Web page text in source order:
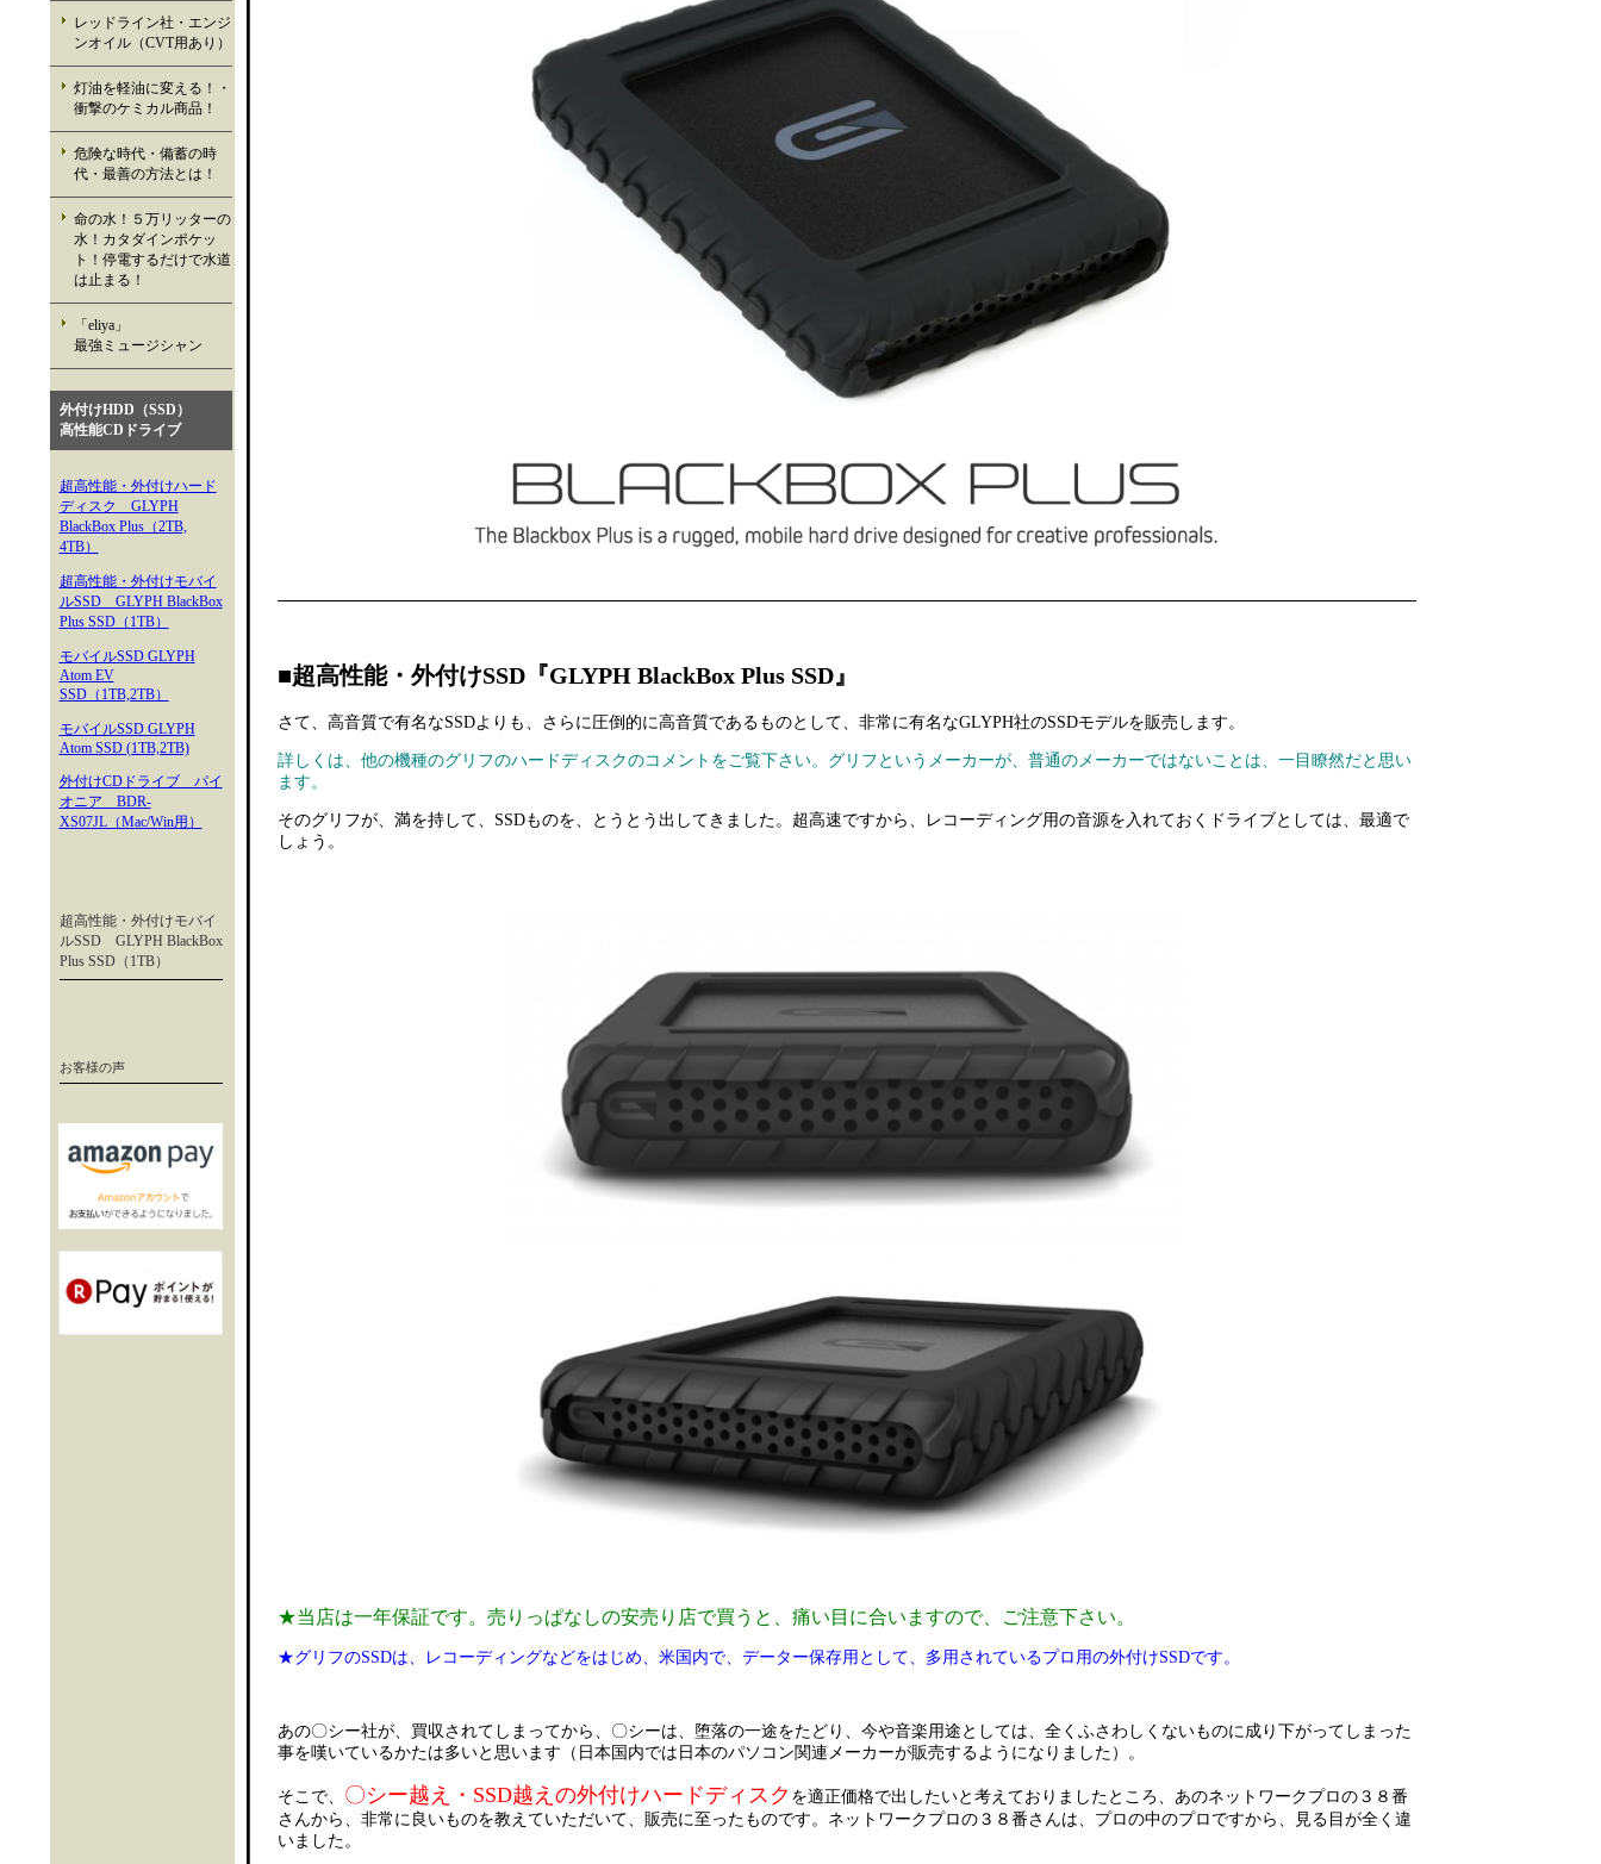
レッドライン社・エンジ
ンオイル（CVT用あり）
灯油を軽油に変える！・
衝撃のケミカル商品！
危険な時代・備蓄の時
代・最善の方法とは！
命の水！５万リッターの
水！カタダインポケッ
ト！停電するだけで水道
は止まる！
「eliya」
最強ミュージシャン
外付けHDD（SSD）
高性能CDドライブ
超高性能・外付けハード
ディスク GLYPH
BlackBox Plus（2TB,
4TB）
超高性能・外付けモバイ
ルSSD GLYPH BlackBox
Plus SSD（1TB）
モバイルSSD GLYPH
Atom EV
SSD（1TB,2TB）
モバイルSSD GLYPH
Atom SSD (1TB,2TB)
外付けCDドライブ パイ
オニア BDR-
XS07JL（Mac/Win用）
超高性能・外付けモバイ
ルSSD GLYPH BlackBox
Plus SSD（1TB）
お客様の声
■超高性能・ 外付けSSD『GLYPH BlackBox Plus SSD』
さて、高音質で有名なSSDよりも、さらに圧倒的に高音質であるものとして、非常に有名なGLYPH社のSSDモデルを販売します。
詳しくは、他の機種のグリフのハードディスクのコメントをご覧下さい。グリフというメーカーが、普通のメーカーではないことは、一目瞭然だと思い
ます。
そのグリフが、満を持して、SSDものを、とうとう出してきました。超高速ですから、レコーディング用の音源を入れておくドライブとしては、最適で
しょう。
★当店は一年保証です。売りっぱなしの安売り店で買うと、痛い目に合いますので、ご注意下さい。
★グリフのSSDは、レコーディングなどをはじめ、米国内で、データー保存用として、多用されているプロ用の外付けSSDです。
あの〇シー社が、買収されてしまってから、〇シーは、堕落の一途をたどり、今や音楽用途としては、全くふさわしくないものに成り下がってしまった
事を嘆いているかたは多いと思います（日本国内では日本のパソコン関連メーカーが販売するようになりました）。
そこで、 〇シー越え・SSD越えの外付けハードディスク を適正価格で出したいと考えておりましたところ、あのネットワークプロの３８番
さんから、非常に良いものを教えていただいて、販売に至ったものです。ネットワークプロの３８番さんは、プロの中のプロですから、見る目が全く違
いました。